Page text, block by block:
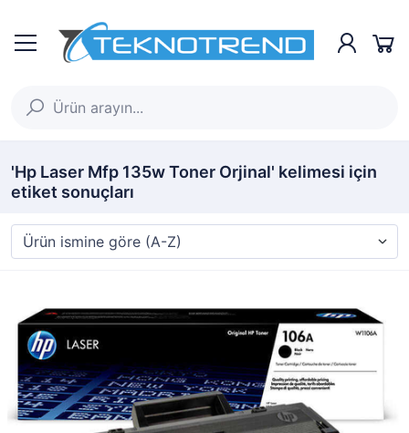
'Hp Laser Mfp 135w Toner Orjinal' kelimesi için
etiket sonuçları